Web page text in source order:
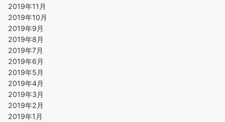
2019年11月
2019年10月
2019年9月
2019年8月
2019年7月
2019年6月
2019年5月
2019年4月
2019年3月
2019年2月
2019年1月